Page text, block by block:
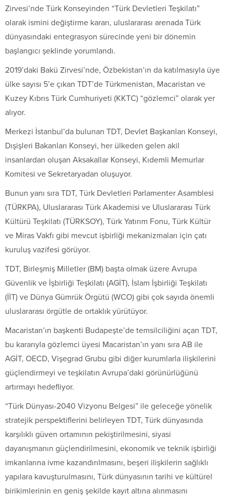
Zirvesi’nde Türk Konseyinden “Türk Devletleri Teşkilatı”
olarak ismini değiştirme kararı, uluslararası arenada Türk
dünyasındaki entegrasyon sürecinde yeni bir dönemin
başlangıcı şeklinde yorumlandı.
2019’daki Bakü Zirvesi’nde, Özbekistan’ın da katılmasıyla üye
ülke sayısı 5’e çıkan TDT’de Türkmenistan, Macaristan ve
Kuzey Kıbrıs Türk Cumhuriyeti (KKTC) “gözlemci” olarak yer
alıyor.
Merkezi İstanbul’da bulunan TDT, Devlet Başkanları Konseyi,
Dışişleri Bakanları Konseyi, her ülkeden gelen akil
insanlardan oluşan Aksakallar Konseyi, Kıdemli Memurlar
Komitesi ve Sekretaryadan oluşuyor.
Bunun yanı sıra TDT, Türk Devletleri Parlamenter Asamblesi
(TÜRKPA), Uluslararası Türk Akademisi ve Uluslararası Türk
Kültürü Teşkilatı (TÜRKSOY), Türk Yatırım Fonu, Türk Kültür
ve Miras Vakfı gibi mevcut işbirliği mekanizmaları için çatı
kuruluş vazifesi görüyor.
TDT, Birleşmiş Milletler (BM) başta olmak üzere Avrupa
Güvenlik ve İşbirliği Teşkilatı (AGİT), İslam İşbirliği Teşkilatı
(İİT) ve Dünya Gümrük Örgütü (WCO) gibi çok sayıda önemli
uluslararası örgütle de ortaklık yürütüyor.
Macaristan’ın başkenti Budapeşte’de temsilciliğini açan TDT,
bu kararıyla gözlemci üyesi Macaristan’ın yanı sıra AB ile
AGİT, OECD, Vişegrad Grubu gibi diğer kurumlarla ilişkilerini
güçlendirmeyi ve teşkilatın Avrupa’daki görünürlüğünü
artırmayı hedefliyor.
“Türk Dünyası-2040 Vizyonu Belgesi” ile geleceğe yönelik
stratejik perspektiflerini belirleyen TDT, Türk dünyasında
karşılıklı güven ortamının pekiştirilmesini, siyasi
dayanışmanın güçlendirilmesini, ekonomik ve teknik işbirliği
imkanlarına ivme kazandırılmasını, beşeri ilişkilerin sağlıklı
yapılara kavuşturulmasını, Türk dünyasının tarihi ve kültürel
birikimlerinin en geniş şekilde kayıt altına alınmasını